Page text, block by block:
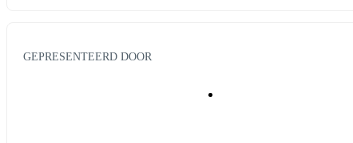
GEPRESENTEERD DOOR